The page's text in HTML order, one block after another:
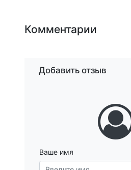
Комментарии
Добавить отзыв
Ваше имя